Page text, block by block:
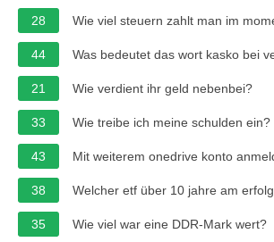
28 Wie viel steuern zahlt man im
44 Was bedeutet das wort kasko bei
21 Wie verdient ihr geld nebenbei?
33 Wie treibe ich meine schulden ein?
43 Mit weiterem onedrive konto
38 Welcher etf über 10 jahre am
35 Wie viel war eine DDR-Mark wert?